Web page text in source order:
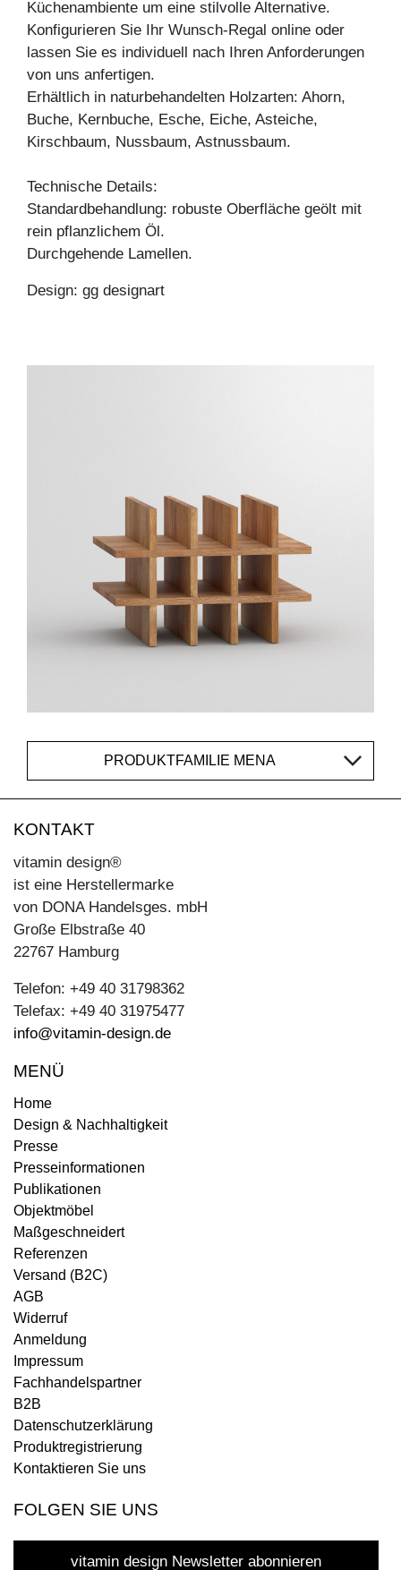
Küchenambiente um eine stilvolle Alternative.
Konfigurieren Sie Ihr Wunsch-Regal online oder
lassen Sie es individuell nach Ihren Anforderungen
von uns anfertigen.
Erhältlich in naturbehandelten Holzarten: Ahorn,
Buche, Kernbuche, Esche, Eiche, Asteiche,
Kirschbaum, Nussbaum, Astnussbaum.
Technische Details:
Standardbehandlung: robuste Oberfläche geölt mit
rein pflanzlichem Öl.
Durchgehende Lamellen.
Design: gg designart
PRODUKTFAMILIE MENA
KONTAKT
vitamin design®
ist eine Herstellermarke
von DONA Handelsges. mbH
Große Elbstraße 40
22767 Hamburg
Telefon: +49 40 31798362
Telefax: +49 40 31975477
info@vitamin-design.de
MENÜ
Home
Design & Nachhaltigkeit
Presse
Presseinformationen
Publikationen
Objektmöbel
Maßgeschneidert
Referenzen
Versand (B2C)
AGB
Widerruf
Anmeldung
Impressum
Fachhandelspartner
B2B
Datenschutzerklärung
Produktregistrierung
Kontaktieren Sie uns
FOLGEN SIE UNS
vitamin design Newsletter abonnieren